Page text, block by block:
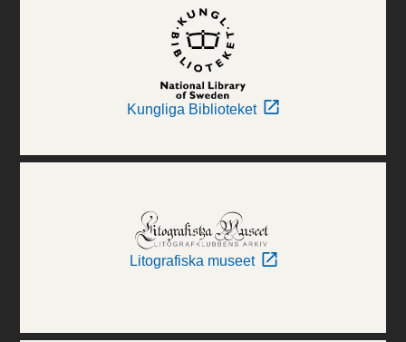
Kungliga Biblioteket
Litografiska museet